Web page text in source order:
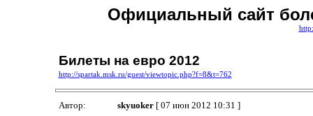
Официальный сайт
Билеты на евро 2012
http://spartak.msk.ru/guest/viewtopic.php?f=8&t=762
Автор: skyuoker[ 07 июн 2012 10:31 ]